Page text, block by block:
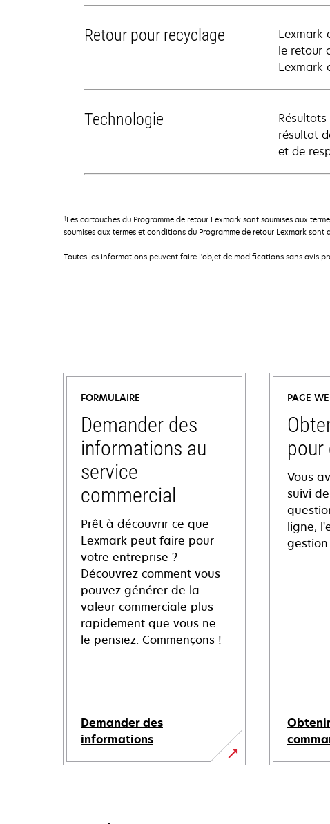
Retour pour recyclage
Lexmark
le retour
Lexmark
Technologie
résultat
et de
†Les cartouches du Programme de retour Lexmark sont soumises aux
soumises aux termes et conditions du Programme de retour Lexmark
Toutes les informations peuvent faire l'objet de modifications sans avis
FORMULAIRE
Demander des
informations au
service
commercial
Prêt à découvrir ce que
Lexmark peut faire pour
votre entreprise ?
Découvrez comment vous
pouvez générer de la
valeur commerciale plus
rapidement que vous ne
le pensiez. Commençons !
Demander des
informations
PAGE
Vous
suivi
ligne,